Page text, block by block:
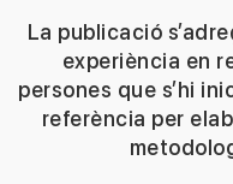
La publicació
experiència en
persones que s’hi
referència per